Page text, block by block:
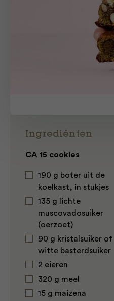
Ingrediënten
CA 15 cookies
190 g boter uit de
koelkast, in stukjes
135 g lichte
muscovadosuiker
(oerzoet)
90 g kristalsuiker of
witte basterdsuiker
2 eieren
320 g meel
15 g maizena